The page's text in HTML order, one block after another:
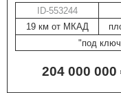
ID-553244
19 км от МКАД
"под
204 000 000